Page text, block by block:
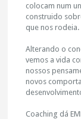
colocam num
construido
que nos rodeia.
Alterando o
vemos a vida
nossos
novos
Coaching dá